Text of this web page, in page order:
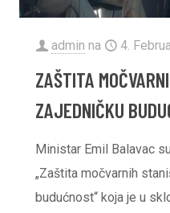
admin na 4.
ZAŠTITA
ZAJEDNIČKU
Ministar Emil Balavac
„Zaštita močvarnih
budućnost“ koja je u